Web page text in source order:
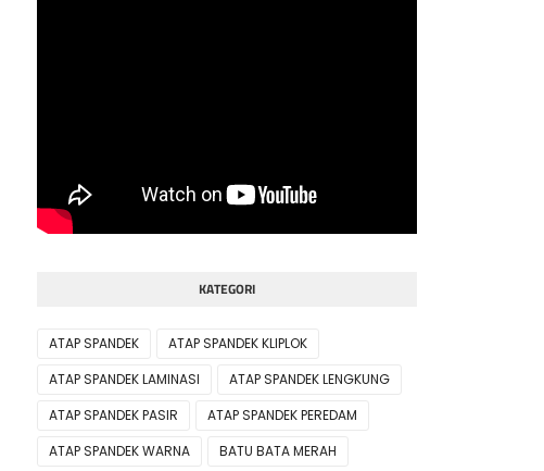
KATEGORI
ATAP SPANDEK
ATAP SPANDEK KLIPLOK
ATAP SPANDEK LAMINASI
ATAP SPANDEK LENGKUNG
ATAP SPANDEK PASIR
ATAP SPANDEK PEREDAM
ATAP SPANDEK WARNA
BATU BATA MERAH